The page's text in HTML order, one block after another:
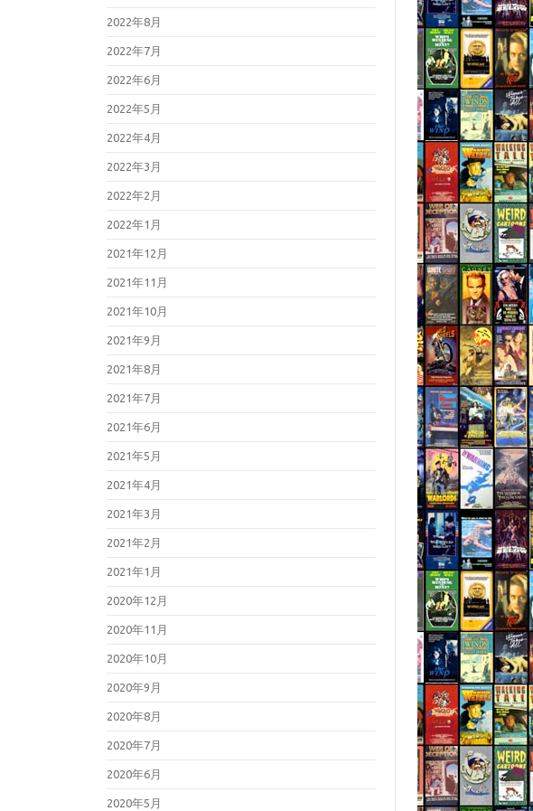
2022年8月
2022年7月
2022年6月
2022年5月
2022年4月
2022年3月
2022年2月
2022年1月
2021年12月
2021年11月
2021年10月
2021年9月
2021年8月
2021年7月
2021年6月
2021年5月
2021年4月
2021年3月
2021年2月
2021年1月
2020年12月
2020年11月
2020年10月
2020年9月
2020年8月
2020年7月
2020年6月
2020年5月